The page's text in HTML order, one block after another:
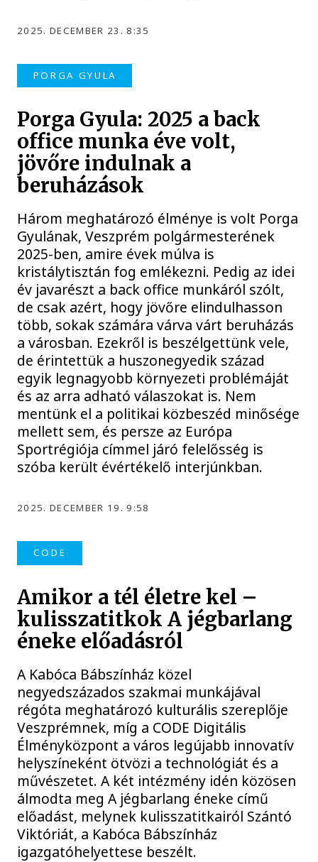
2025. DECEMBER 23. 8:35
PORGA GYULA
Porga Gyula: 2025 a back
office munka éve volt,
jövőre indulnak a
beruházások
Három meghatározó élménye is volt Porga
Gyulának, Veszprém polgármesterének
2025-ben, amire évek múlva is
kristálytisztán fog emlékezni. Pedig az idei
év javarészt a back office munkáról szólt,
de csak azért, hogy jövőre elindulhasson
több, sokak számára várva várt beruházás
a városban. Ezekről is beszélgettünk vele,
de érintettük a huszonegyedik század
egyik legnagyobb környezeti problémáját
és az arra adható válaszokat is. Nem
mentünk el a politikai közbeszéd minősége
mellett sem, és persze az Európa
Sportrégiója címmel járó felelősség is
szóba került évértékelő interjúnkban.
2025. DECEMBER 19. 9:58
CODE
Amikor a tél életre kel –
kulisszatitkok A jégbarlang
éneke előadásról
A Kabóca Bábszínház közel
negyedszázados szakmai munkájával
régóta meghatározó kulturális szereplője
Veszprémnek, míg a CODE Digitális
Élményközpont a város legújabb innovatív
helyszíneként ötvözi a technológiát és a
művészetet. A két intézmény idén közösen
álmodta meg A jégbarlang éneke című
előadást, melynek kulisszatitkairól Szántó
Viktóriát, a Kabóca Bábszínház
igazgatóhelyettese beszélt.